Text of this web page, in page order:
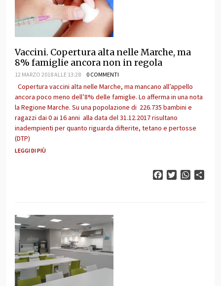
Vaccini. Copertura alta nelle Marche, ma
8% famiglie ancora non in regola
12 MARZO 2018 ALLE 13:28 0 COMMENTI
Copertura vaccini alta nelle Marche, ma mancano all’appello
ancora poco meno dell’8% delle famiglie. Lo afferma in una nota
la Regione Marche. Su una popolazione di 226.735 bambini e
ragazzi dai 0 ai 16 anni alla data del 31.12.2017 risultano
inadempienti per quanto riguarda difterite, tetano e pertosse
(DTP)
LEGGI DI PIÙ
FacebookTwitter